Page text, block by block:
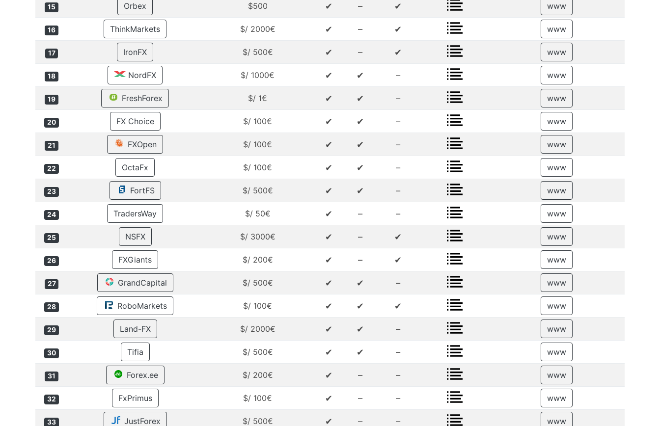
15 Orbex $500 ✔ – ✔ www
16 ThinkMarkets $/ 2000€ ✔ – ✔ www
17 IronFX $/ 500€ ✔ – ✔ www
18 NordFX $/ 1000€ ✔ ✔ – www
19 FreshForex $/ 1€ ✔ ✔ – www
20 FX Choice $/ 100€ ✔ ✔ – www
21 FXOpen $/ 100€ ✔ ✔ – www
22 OctaFx $/ 100€ ✔ ✔ – www
23 FortFS $/ 500€ ✔ ✔ – www
24 TradersWay $/ 50€ ✔ – – www
25 NSFX $/ 3000€ ✔ – ✔ www
26 FXGiants $/ 200€ ✔ – ✔ www
27 GrandCapital $/ 500€ ✔ ✔ – www
28 RoboMarkets $/ 100€ ✔ ✔ ✔ www
29 Land-FX $/ 2000€ ✔ ✔ – www
30 Tifia $/ 500€ ✔ ✔ – www
31 Forex.ee $/ 200€ ✔ – – www
32 FxPrimus $/ 100€ ✔ – – www
33 JustForex $/ 500€ ✔ – – www